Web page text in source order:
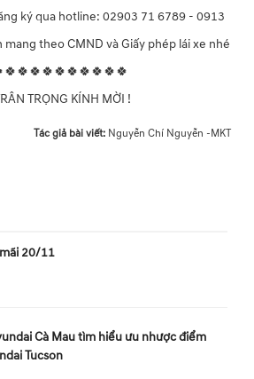
ký qua hotline: 02903 71 6789 - 0913
theo CMND và Giấy phép lái xe nhé
TRỌNG KÍNH MỜI !
Tác giả bài viết: Nguyễn Chí Nguyễn -MKT
20/11
Cà Mau tìm hiểu ưu nhược điểm
Tucson